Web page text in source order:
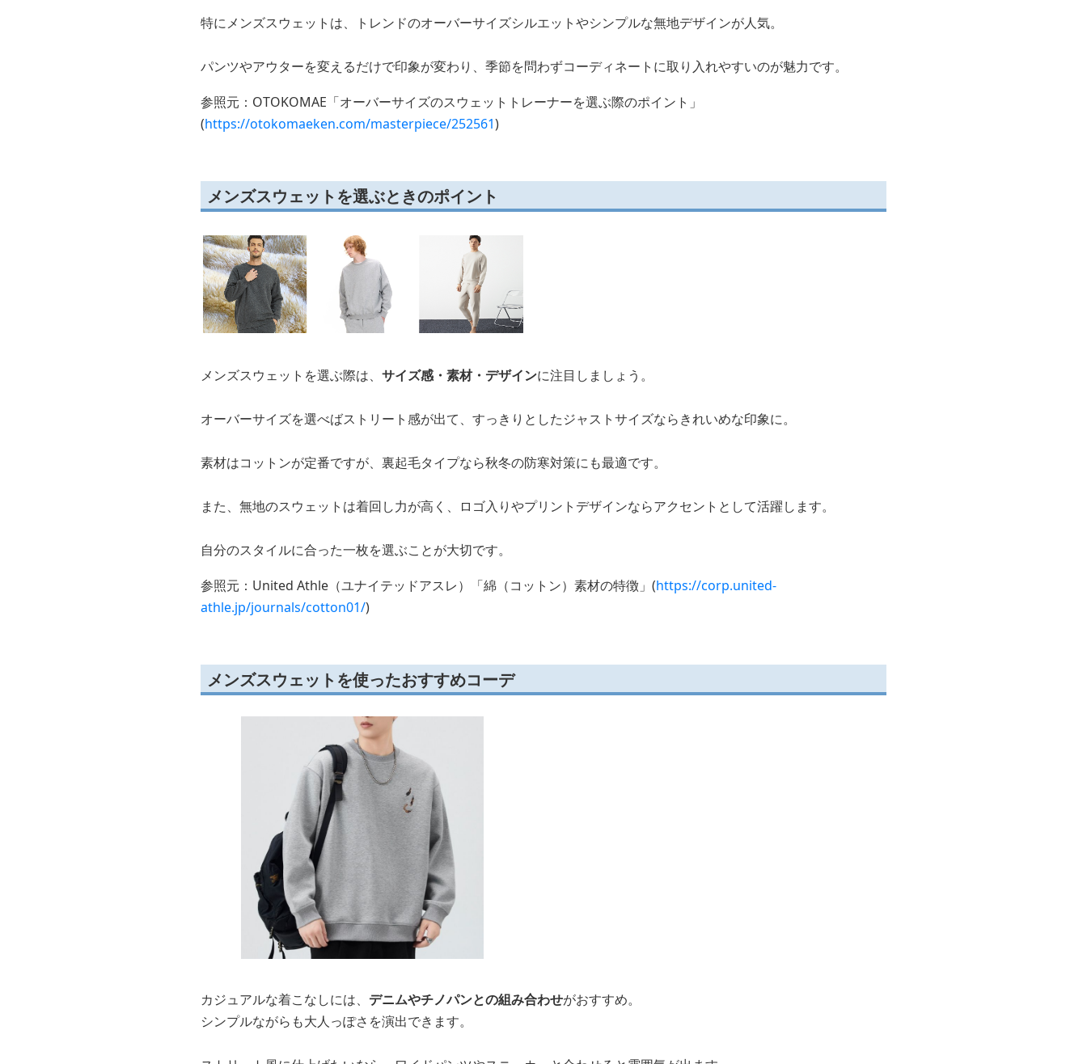
特にメンズスウェットは、トレンドのオーバーサイズシルエットやシンプルな無地デザインが人気。
パンツやアウターを変えるだけで印象が変わり、季節を問わずコーディネートに取り入れやすいのが魅力です。
参照元：OTOKOMAE「オーバーサイズのスウェットトレーナーを選ぶ際のポイント」
(https://otokomaeken.com/masterpiece/252561)
メンズスウェットを選ぶときのポイント
メンズスウェットを選ぶ際は、 サイズ感・素材・デザインに注目しましょう。
オーバーサイズを選べばストリート感が出て、すっきりとしたジャストサイズならきれいめな印象に。
素材はコットンが定番ですが、裏起毛タイプなら秋冬の防寒対策にも最適です。
また、無地のスウェットは着回し力が高く、ロゴ入りやプリントデザインならアクセントとして活躍します。
自分のスタイルに合った一枚を選ぶことが大切です。
参照元：United Athle（ユナイテッドアスレ）「綿（コットン）素材の特徴」(https://corp.united-
athle.jp/journals/cotton01/)
メンズスウェットを使ったおすすめコーデ
カジュアルな着こなしには、 デニムやチノパンとの組み合わせがおすすめ。
シンプルながらも大人っぽさを演出できます。